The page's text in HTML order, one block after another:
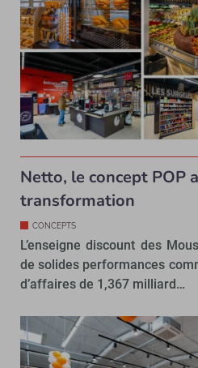
Netto, le concept POP
transformation
CONCEPTS
L’enseigne discount des
de solides performances
d’affaires de 1,367 milliard…